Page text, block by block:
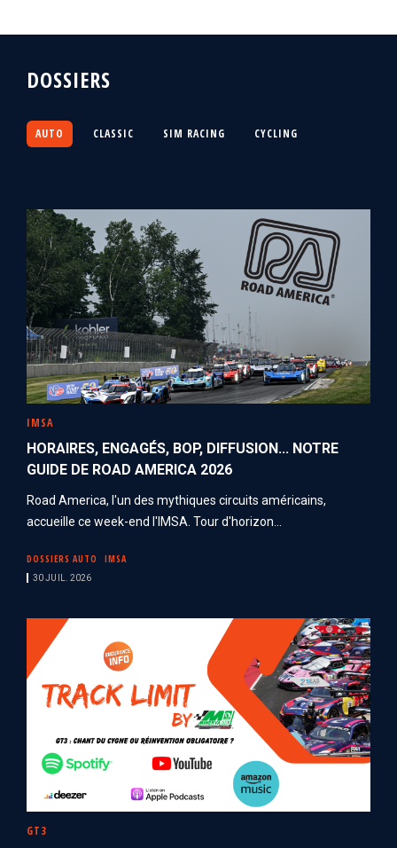
DOSSIERS
AUTO CLASSIC SIM RACING CYCLING
IMSA
HORAIRES, ENGAGÉS, BOP, DIFFUSION... NOTRE
GUIDE DE ROAD AMERICA 2026
Road America, l'un des mythiques circuits américains,
accueille ce week-end l'IMSA. Tour d'horizon...
DOSSIERS AUTO IMSA
30 JUIL. 2026
GT3